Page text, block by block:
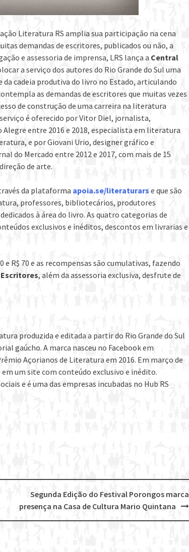
Literatura RS amplia sua participação na cena
demandas de escritores, publicados ou não, a
e assessoria de imprensa, LRS lança a Central
a serviço dos autores do Rio Grande do Sul uma
cadeia produtiva do livro no Estado, articulando
as demandas de escritores que muitas vezes
de construção de uma carreira na literatura
é oferecido por Vitor Diel, jornalista,
entre 2016 e 2018, especialista em literatura
e por Giovani Urio, designer gráfico e
do Mercado entre 2012 e 2017, com mais de 15
de arte.
da plataforma apoia.se/literaturars e que são
professores, bibliotecários, produtores
à área do livro. As quatro categorias de
exclusivos e inéditos, descontos em livrarias e
R$ 70 e as recompensas são cumulativas, fazendo
, além da assessoria exclusiva, desfrute de
produzida e editada a partir do Rio Grande do Sul
gaúcho. A marca nasceu no Facebook em
Açorianos de Literatura em 2016. Em março de
um site com conteúdo exclusivo e inédito.
e é uma das empresas incubadas no Hub RS
Segunda Edição do Festival Porongos marca
presença na Casa de Cultura Mario Quintana